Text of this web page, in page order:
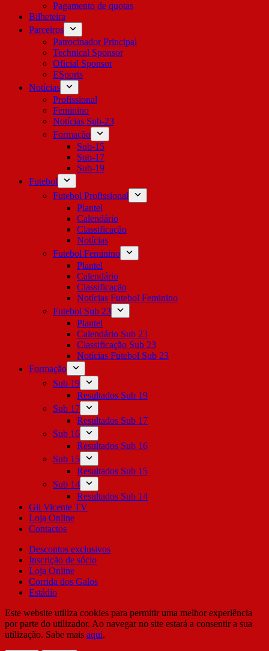
Pagamento de quotas
Bilheteira
Parceiros
Patrocinador Principal
Technical Sponsor
Oficial Sponsor
ESports
Notícias
Profissional
Feminino
Notícias Sub-23
Formação
Sub-15
Sub-17
Sub-19
Futebol
Futebol Profissional
Plantel
Calendário
Classificação
Notícias
Futebol Feminino
Plantel
Calendário
Classificação
Notícias Futebol Feminino
Futebol Sub 23
Plantel
Calendário Sub 23
Classificação Sub 23
Notícias Futebol Sub 23
Formação
Sub 19
Resultados Sub 19
Sub 17
Resultados Sub 17
Sub 16
Resultados Sub 16
Sub 15
Resultados Sub 15
Sub 14
Resultados Sub 14
Gil Vicente TV
Loja Online
Contactos
Descontos exclusivos
Inscrição de sócio
Loja Online
Corrida dos Galos
Estádio
Este website utiliza cookies para permitir uma melhor experiência
por parte do utilizador. Ao navegar no site estará a consentir a sua
utilização. Sabe mais aqui.